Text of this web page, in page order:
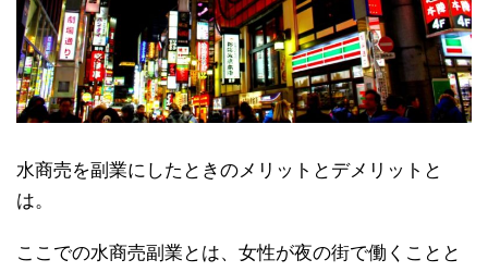
水商売を副業にしたときのメリットとデメリットと
は。
ここでの水商売副業とは、女性が夜の街で働くことと